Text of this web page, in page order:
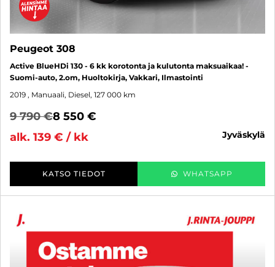
Peugeot 308
Active BlueHDi 130 - 6 kk korotonta ja kulutonta maksuaikaa! -
Suomi-auto, 2.om, Huoltokirja, Vakkari, Ilmastointi
2019 , Manuaali, Diesel, 127 000 km
9 790 €8 550 €
alk. 139 € / kk
jyväskylä
KATSO TIEDOT WHATSAPP